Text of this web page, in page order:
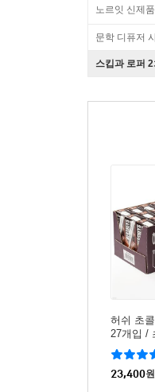
문학 디퓨저
스킵과 로퍼
허쉬 초
27개입 /
23,400원